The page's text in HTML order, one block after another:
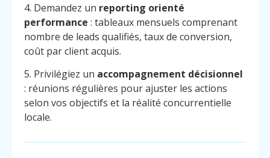
4. Demandez un reporting orienté
performance : tableaux mensuels comprenant
nombre de leads qualifiés, taux de conversion,
coût par client acquis.
5. Privilégiez un accompagnement décisionnel
: réunions régulières pour ajuster les actions
selon vos objectifs et la réalité concurrentielle
locale.